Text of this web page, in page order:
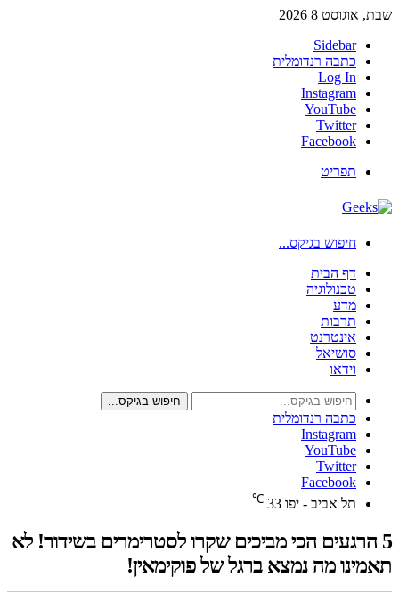
שבת, אוגוסט 8 2026
Sidebar
כתבה רנדומלית
Log In
Instagram
YouTube
Twitter
Facebook
תפריט
חיפוש בגיקס...
דף הבית
טכנולוגיה
מדע
תרבות
אינטרנט
סושיאל
וידאו
חיפוש בגיקס...
כתבה רנדומלית
Instagram
YouTube
Twitter
Facebook
תל אביב - יפו 33
℃
5 הרגעים הכי מביכים שקרו לסטרימרים בשידור! לא
תאמינו מה נמצא ברגל של פוקימאין!